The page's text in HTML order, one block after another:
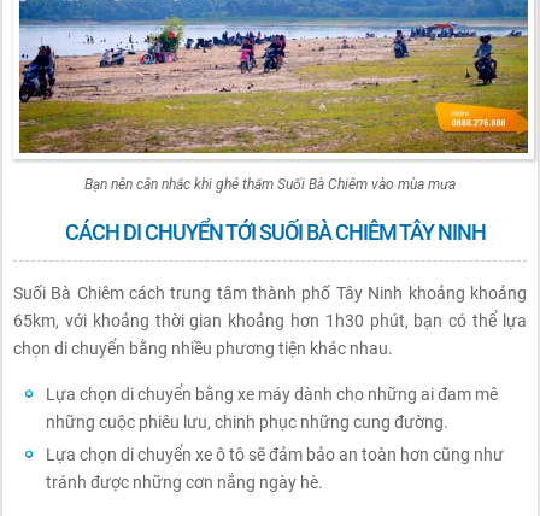
Bạn nên cân nhắc khi ghé thăm Suối Bà Chiêm vào mùa mưa
CÁCH DI CHUYỂN TỚI SUỐI BÀ CHIÊM TÂY NINH
Suối Bà Chiêm cách trung tâm thành phố Tây Ninh khoảng khoảng
65km, với khoảng thời gian khoảng hơn 1h30 phút, bạn có thể lựa
chọn di chuyển bằng nhiều phương tiện khác nhau.
Lựa chọn di chuyển bằng xe máy dành cho những ai đam mê
những cuộc phiêu lưu, chinh phục những cung đường.
Lựa chọn di chuyển xe ô tô sẽ đảm bảo an toàn hơn cũng như
tránh được những cơn nắng ngày hè.